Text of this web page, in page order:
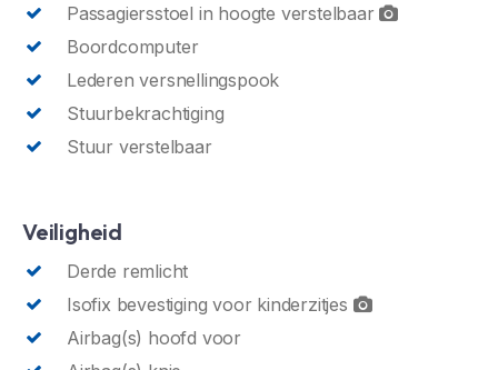
Passagiersstoel in hoogte verstelbaar
Boordcomputer
Lederen versnellingspook
Stuurbekrachtiging
Stuur verstelbaar
Veiligheid
Derde remlicht
Isofix bevestiging voor kinderzitjes
Airbag(s) hoofd voor